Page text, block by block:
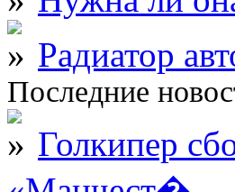
Радиатор
Последние
Голкипер